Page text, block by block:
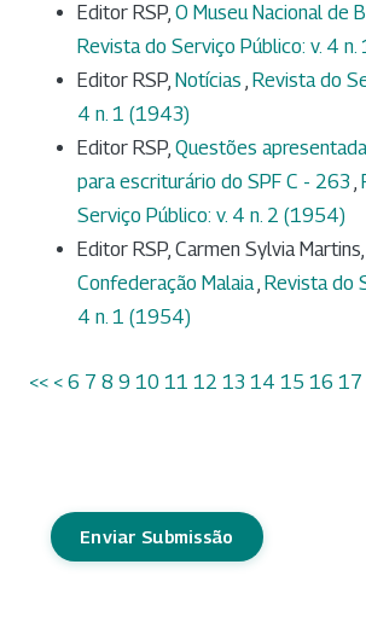
Editor RSP, O Museu Nacional de
Revista do Serviço Público: v. 4
Editor RSP, Notícias , Revista do
4 n. 1 (1943)
Editor RSP, Questões
para escriturário do SPF C - 263 ,
Serviço Público: v. 4 n. 2 (1954)
Editor RSP, Carmen Sylvia Martins,
Confederação Malaia, Revista do
4 n. 1 (1954)
<< < 6 7 8 9 10 11 12 13 14 15 16 17
Enviar Submissão